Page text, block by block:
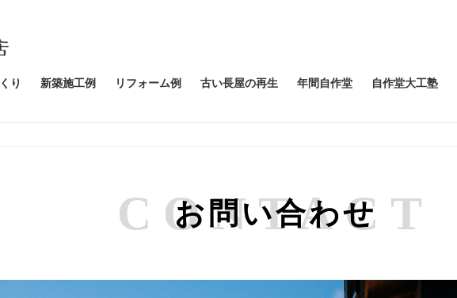
り 新築施工例 リフォーム例 古い長屋の再生 年間自作堂 自作堂大工塾
お問い合わせ
CONTACT